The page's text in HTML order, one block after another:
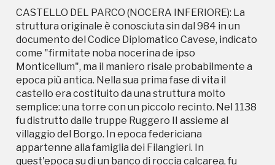
CASTELLO DEL PARCO (NOCERA INFERIORE): La
struttura originale è conosciuta sin dal 984 in un
documento del Codice Diplomatico Cavese, indicato
come "firmitate noba nocerina de ipso
Monticellum", ma il maniero risale probabilmente a
epoca più antica. Nella sua prima fase di vita il
castello era costituito da una struttura molto
semplice: una torre con un piccolo recinto. Nel 1138
fu distrutto dalle truppe Ruggero II assieme al
villaggio del Borgo. In epoca federiciana
appartenne alla famiglia dei Filangieri. In
quest'epoca su di un banco di roccia calcarea, fu
circondata da un recinto quadrangolare. Ai lati di
questo recinto erano presenti altre quattro torri
(delle quale oggi resta solo una base). In questi anni
le stanze del castello servirono anche come
prigione, vi si tenne prigioniera fino alla morte Elena
degli Angeli, vedova di re Manfredi di Svevia. In
epoca angioina si ebbe il primo grande ampliamento
del castello. Dal 1303 si provvide anche alla
risistemazione del sistema difensivo caratterizzato
da una triplice cinta di mura che dalla sommità della
collina scendeva fino alle falde della collina,
cingendo il borgo fortificato fino al torrente detto